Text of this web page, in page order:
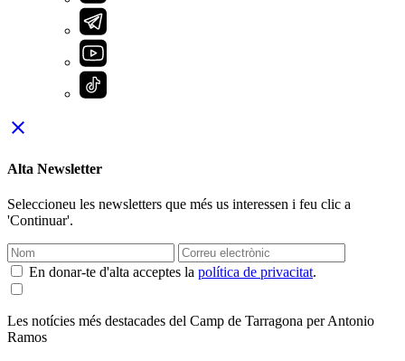
close
Alta Newsletter
Seleccioneu les newsletters que més us interessen i feu clic a
'Continuar'.
En donar-te d'alta acceptes la política de privacitat.
Les notícies més destacades del Camp de Tarragona per Antonio
Ramos